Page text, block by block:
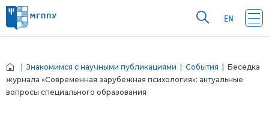
|Знакомимся с научными публикациями События | Беседка
журнала «Современная зарубежная психология»: актуальные
вопросы специального образования